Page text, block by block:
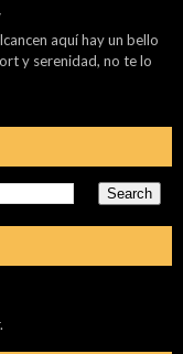
aquí hay un bello
y serenidad, no te lo
.